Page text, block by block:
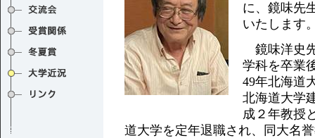
に、鏡味先
いたします
鏡味洋史
学科を卒業
49年北海道
北海道大学
成２年教授
道大学を定年退職され、同大名